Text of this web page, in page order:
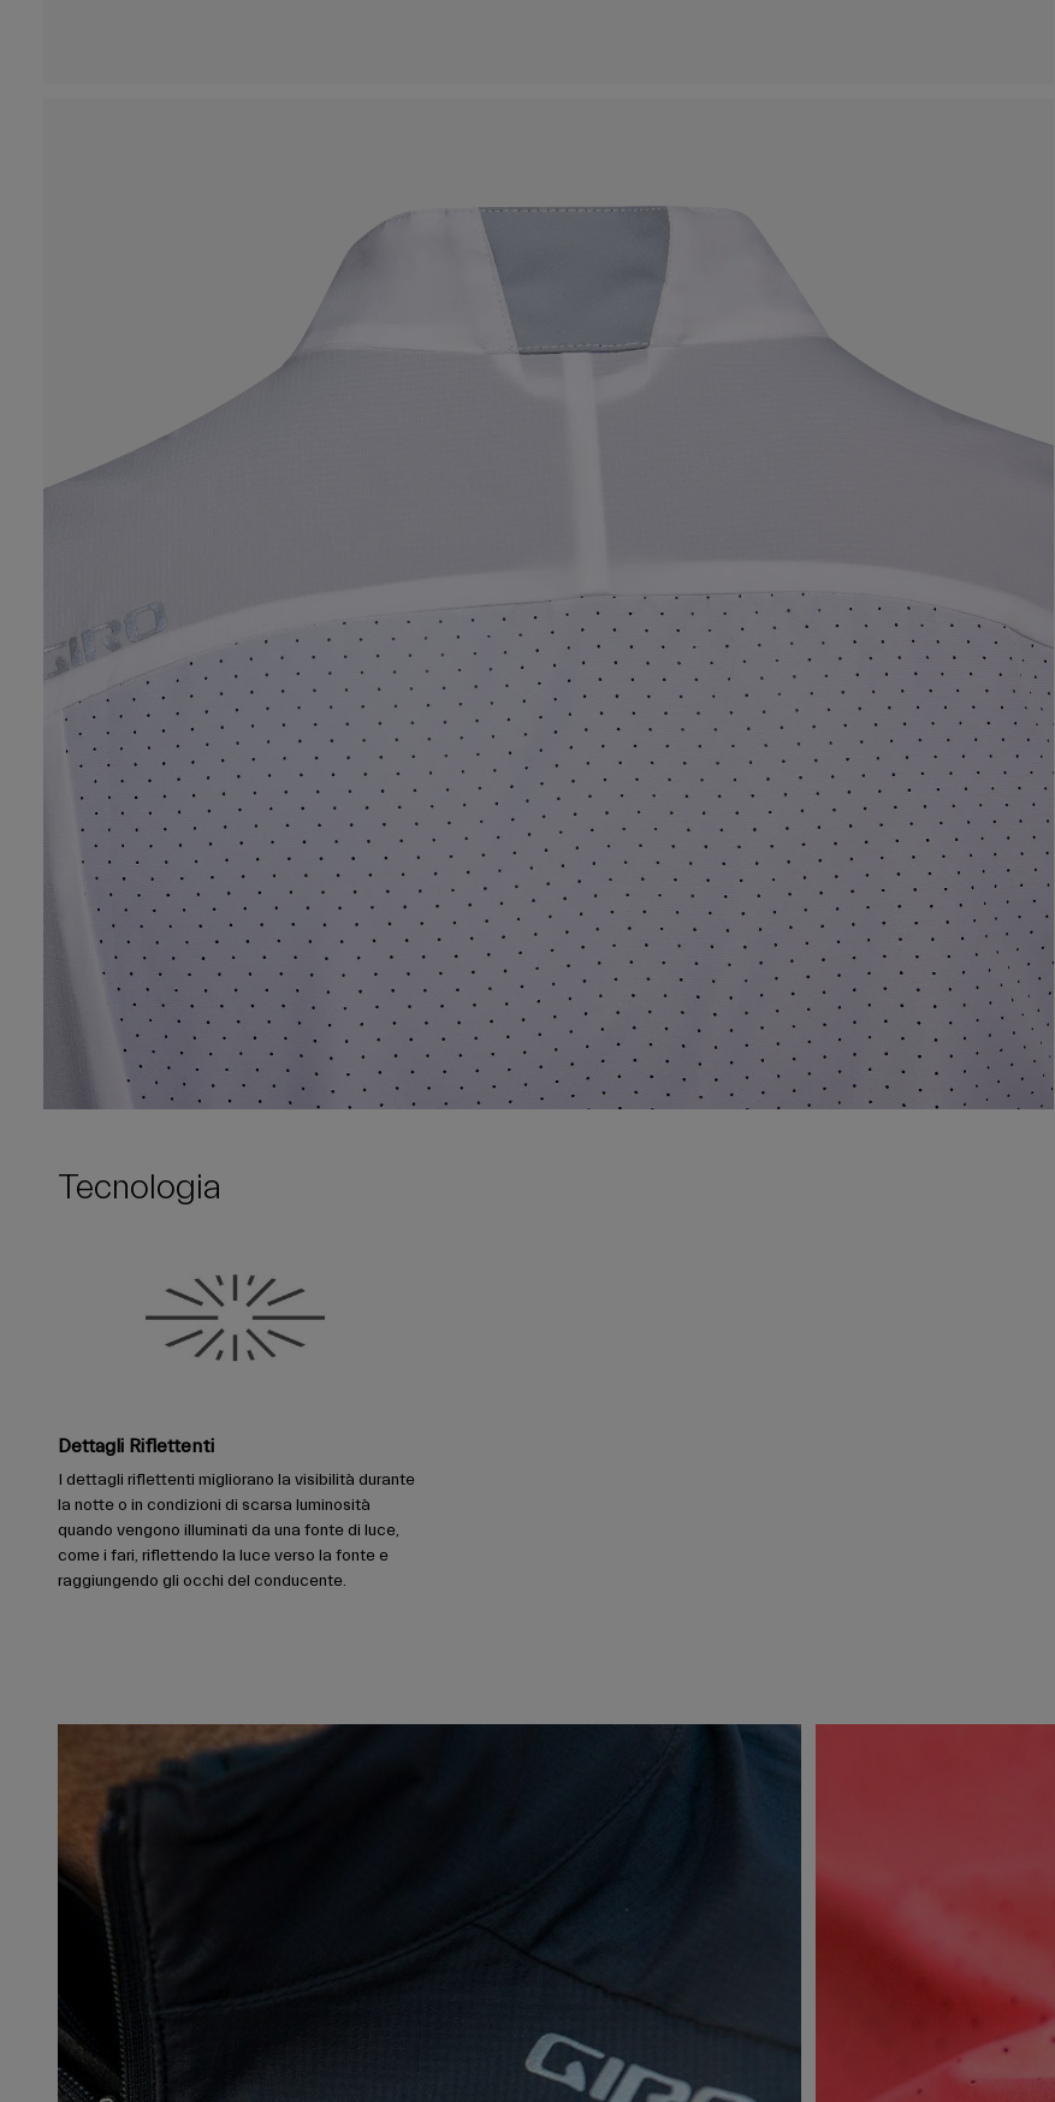
Tecnologia
Dettagli Riflettenti
I dettagli riflettenti migliorano la visibilità durante
la notte o in condizioni di scarsa luminosità
quando vengono illuminati da una fonte di luce,
come i fari, riflettendo la luce verso la fonte e
raggiungendo gli occhi del conducente.